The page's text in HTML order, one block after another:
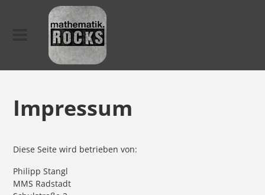
Impressum
Diese Seite wird betrieben von:
Philipp Stangl
MMS Radstadt